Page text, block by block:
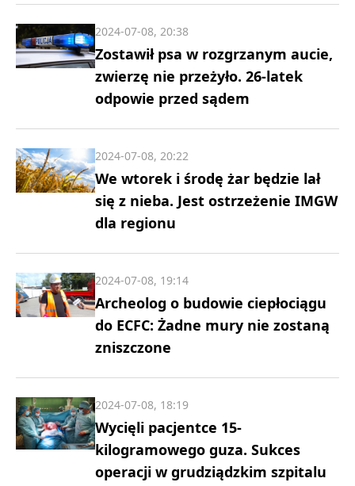
Zostawił psa w rozgrzanym aucie,
zwierzę nie przeżyło. 26-latek
odpowie przed sądem
2024-07-08, 20:38
We wtorek i środę żar będzie lał
się z nieba. Jest ostrzeżenie IMGW
dla regionu
2024-07-08, 20:22
Archeolog o budowie ciepłociągu
do ECFC: Żadne mury nie zostaną
zniszczone
2024-07-08, 19:14
Wycięli pacjentce 15-
kilogramowego guza. Sukces
operacji w grudziądzkim szpitalu
2024-07-08, 18:19